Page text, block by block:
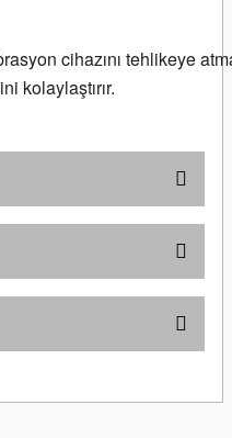
cihazını tehlikeye
kolaylaştırır.
kullanarak tarafımıza